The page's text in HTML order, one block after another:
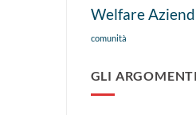
Welfare
comunità
GLI ARGOMENTI